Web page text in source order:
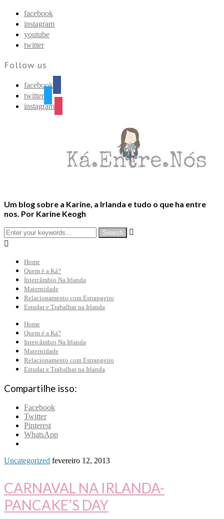
facebook
instagram
youtube
twitter
Follow us
facebook
twitter
instagram
Um blog sobre a Karine, a Irlanda e tudo o que ha entre
nos. Por Karine Keogh


Home
Quem é a Ká?
Intercâmbio Na Irlanda
Maternidade
Relacionamento com Estrangeiro
Estudar e Trabalhar na Irlanda
Home
Quem é a Ká?
Intercâmbio Na Irlanda
Maternidade
Relacionamento com Estrangeiro
Estudar e Trabalhar na Irlanda
Compartilhe isso:
Facebook
Twitter
Pinterest
WhatsApp
Uncategorized fevereiro 12, 2013
CARNAVAL NA IRLANDA-
PANCAKE’S DAY